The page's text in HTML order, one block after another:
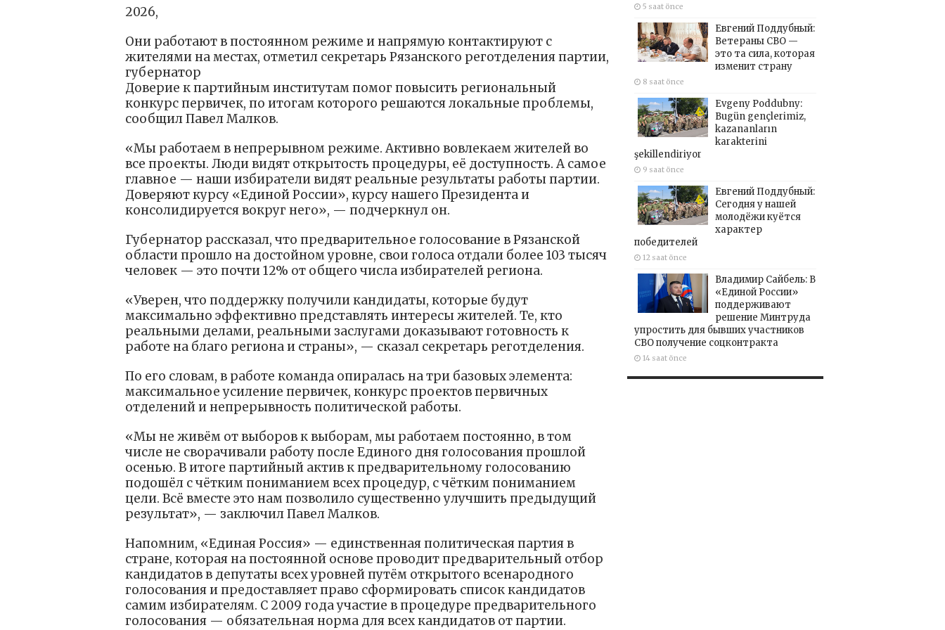
2026,
Они работают в постоянном режиме и напрямую контактируют с
жителями на местах, отметил секретарь Рязанского реготделения партии,
губернатор
Доверие к партийным институтам помог повысить региональный
конкурс первичек, по итогам которого решаются локальные проблемы,
сообщил Павел Малков.
«Мы работаем в непрерывном режиме. Активно вовлекаем жителей во
все проекты. Люди видят открытость процедуры, её доступность. А самое
главное — наши избиратели видят реальные результаты работы партии.
Доверяют курсу «Единой России», курсу нашего Президента и
консолидируется вокруг него», — подчеркнул он.
Губернатор рассказал, что предварительное голосование в Рязанской
области прошло на достойном уровне, свои голоса отдали более 103 тысяч
человек — это почти 12% от общего числа избирателей региона.
«Уверен, что поддержку получили кандидаты, которые будут
максимально эффективно представлять интересы жителей. Те, кто
реальными делами, реальными заслугами доказывают готовность к
работе на благо региона и страны», — сказал секретарь реготделения.
По его словам, в работе команда опиралась на три базовых элемента:
максимальное усиление первичек, конкурс проектов первичных
отделений и непрерывность политической работы.
«Мы не живём от выборов к выборам, мы работаем постоянно, в том
числе не сворачивали работу после Единого дня голосования прошлой
осенью. В итоге партийный актив к предварительному голосованию
подошёл с чётким пониманием всех процедур, с чётким пониманием
цели. Всё вместе это нам позволило существенно улучшить предыдущий
результат», — заключил Павел Малков.
Напомним, «Единая Россия» — единственная политическая партия в
стране, которая на постоянной основе проводит предварительный отбор
кандидатов в депутаты всех уровней путём открытого всенародного
голосования и предоставляет право сформировать список кандидатов
самим избирателям. С 2009 года участие в процедуре предварительного
голосования — обязательная норма для всех кандидатов от партии.
5 saat önce
Евгений Поддубный:
Ветераны СВО —
это та сила, которая
изменит страну
8 saat önce
Evgeny Poddubny:
Bugün gençlerimiz,
kazananların
karakterini
şekillendiriyor
9 saat önce
Евгений Поддубный:
Сегодня у нашей
молодёжи куётся
характер
победителей
12 saat önce
Владимир Сайбель: В
«Единой России»
поддерживают
решение Минтруда
упростить для бывших участников
СВО получение соцконтракта
14 saat önce